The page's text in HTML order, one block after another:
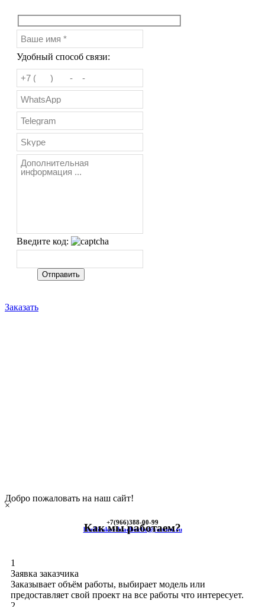
Удобный способ связи:
Введите код:
Заказать
Добро пожаловать на наш сайт!
+7(966)388-00-99
himkinskoe-kladbische@yandex.ru
×
Как мы работаем?
1
Заявка заказчика
Заказывает объём работы, выбирает модель или
предоставляет свой проект на все работы что интересует.